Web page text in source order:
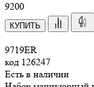
9200
КУПИТЬ
9719ER
код 126247
Есть в наличии